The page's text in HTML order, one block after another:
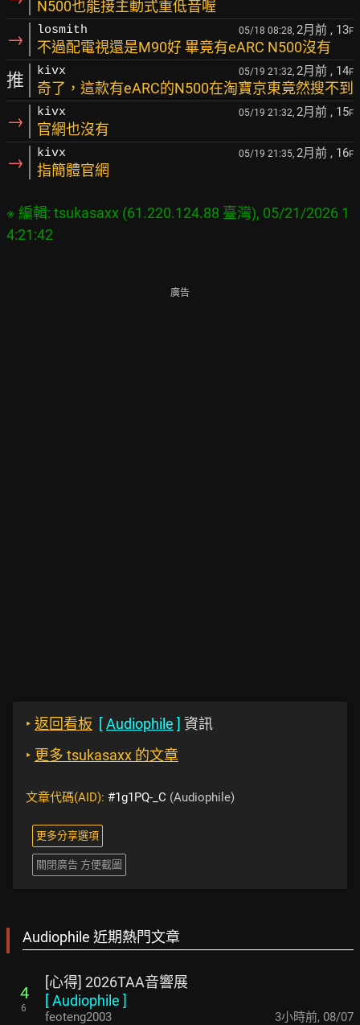
N500也能接主動式重低音喔
→ losmith 05/18 08:28, 2月前 , 13F
不過配電視還是M90好 畢竟有eARC N500沒有
推 kivx 05/19 21:32, 2月前 , 14F
奇了，這款有eARC的N500在淘寶京東竟然搜不到
→ kivx 05/19 21:32, 2月前 , 15F
官網也沒有
→ kivx 05/19 21:35, 2月前 , 16F
指簡體官網
※ 編輯: tsukasaxx (61.220.124.88 臺灣), 05/21/2026 1
廣告
‣ 返回看板 [Audiophile ] 資訊
‣ 更多 tsukasaxx 的文章
文章代碼(AID): #1g1PQ-_C (Audiophile)
更多分享選項
關閉廣告 方便截圖
Audiophile 近期熱門文章
4
6
[心得] 2026TAA音響展
[Audiophile ]
feoteng2003 3小時前, 08/07